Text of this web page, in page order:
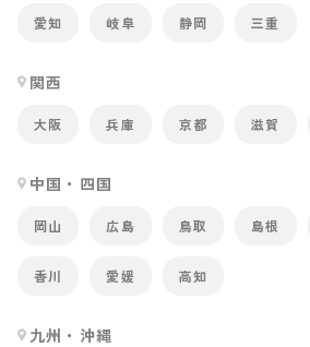
愛知 岐阜 静岡 三重
関西
大阪 兵庫 京都 滋賀
中国・四国
岡山 広島 鳥取 島根
香川 愛媛 高知
九州・沖縄